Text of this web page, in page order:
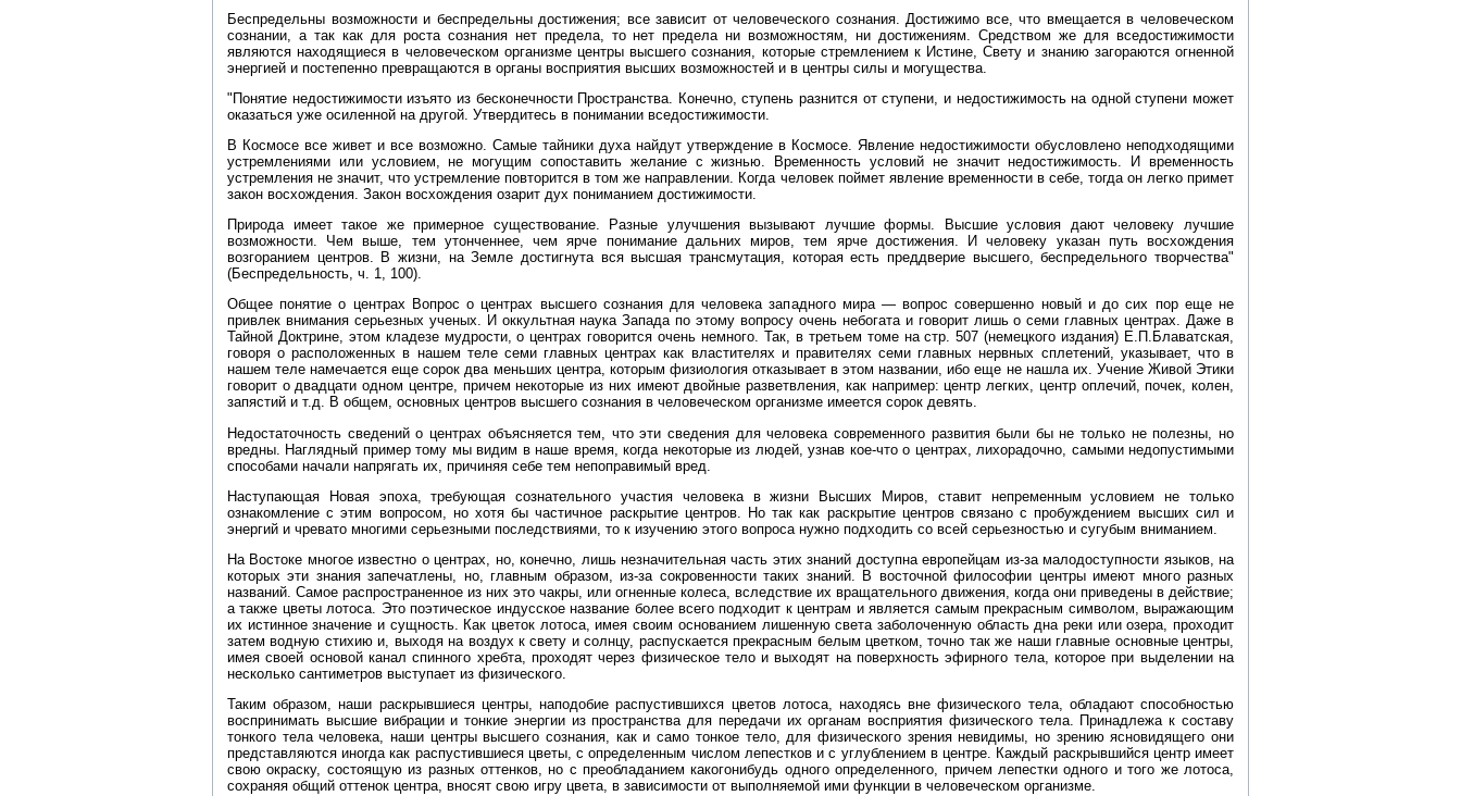
Беспредельны возможности и беспредельны достижения; все зависит от человеческого сознания. Достижимо все, что вмещается в человеческом
сознании, а так как для роста сознания нет предела, то нет предела ни возможностям, ни достижениям. Средством же для вседостижимости
являются находящиеся в человеческом организме центры высшего сознания, которые стремлением к Истине, Свету и знанию загораются огненной
энергией и постепенно превращаются в органы восприятия высших возможностей и в центры силы и могущества.
"Понятие недостижимости изъято из бесконечности Пространства. Конечно, ступень разнится от ступени, и недостижимость на одной ступени может
оказаться уже осиленной на другой. Утвердитесь в понимании вседостижимости.
В Космосе все живет и все возможно. Самые тайники духа найдут утверждение в Космосе. Явление недостижимости обусловлено неподходящими
устремлениями или условием, не могущим сопоставить желание с жизнью. Временность условий не значит недостижимость. И временность
устремления не значит, что устремление повторится в том же направлении. Когда человек поймет явление временности в себе, тогда он легко примет
закон восхождения. Закон восхождения озарит дух пониманием достижимости.
Природа имеет такое же примерное существование. Разные улучшения вызывают лучшие формы. Высшие условия дают человеку лучшие
возможности. Чем выше, тем утонченнее, чем ярче понимание дальних миров, тем ярче достижения. И человеку указан путь восхождения
возгоранием центров. В жизни, на Земле достигнута вся высшая трансмутация, которая есть преддверие высшего, беспредельного творчества"
(Беспредельность, ч. 1, 100).
Общее понятие о центрах Вопрос о центрах высшего сознания для человека западного мира — вопрос совершенно новый и до сих пор еще не
привлек внимания серьезных ученых. И оккультная наука Запада по этому вопросу очень небогата и говорит лишь о семи главных центрах. Даже в
Тайной Доктрине, этом кладезе мудрости, о центрах говорится очень немного. Так, в третьем томе на стр. 507 (немецкого издания) Е.П.Блаватская,
говоря о расположенных в нашем теле семи главных центрах как властителях и правителях семи главных нервных сплетений, указывает, что в
нашем теле намечается еще сорок два меньших центра, которым физиология отказывает в этом названии, ибо еще не нашла их. Учение Живой Этики
говорит о двадцати одном центре, причем некоторые из них имеют двойные разветвления, как например: центр легких, центр оплечий, почек, колен,
запястий и т.д. В общем, основных центров высшего сознания в человеческом организме имеется сорок девять.
Недостаточность сведений о центрах объясняется тем, что эти сведения для человека современного развития были бы не только не полезны, но
вредны. Наглядный пример тому мы видим в наше время, когда некоторые из людей, узнав кое‑что о центрах, лихорадочно, самыми недопустимыми
способами начали напрягать их, причиняя себе тем непоправимый вред.
Наступающая Новая эпоха, требующая сознательного участия человека в жизни Высших Миров, ставит непременным условием не только
ознакомление с этим вопросом, но хотя бы частичное раскрытие центров. Но так как раскрытие центров связано с пробуждением высших сил и
энергий и чревато многими серьезными последствиями, то к изучению этого вопроса нужно подходить со всей серьезностью и сугубым вниманием.
На Востоке многое известно о центрах, но, конечно, лишь незначительная часть этих знаний доступна европейцам из‑за малодоступности языков, на
которых эти знания запечатлены, но, главным образом, из‑за сокровенности таких знаний. В восточной философии центры имеют много разных
названий. Самое распространенное из них это чакры, или огненные колеса, вследствие их вращательного движения, когда они приведены в действие;
а также цветы лотоса. Это поэтическое индусское название более всего подходит к центрам и является самым прекрасным символом, выражающим
их истинное значение и сущность. Как цветок лотоса, имея своим основанием лишенную света заболоченную область дна реки или озера, проходит
затем водную стихию и, выходя на воздух к свету и солнцу, распускается прекрасным белым цветком, точно так же наши главные основные центры,
имея своей основой канал спинного хребта, проходят через физическое тело и выходят на поверхность эфирного тела, которое при выделении на
несколько сантиметров выступает из физического.
Таким образом, наши раскрывшиеся центры, наподобие распустившихся цветов лотоса, находясь вне физического тела, обладают способностью
воспринимать высшие вибрации и тонкие энергии из пространства для передачи их органам восприятия физического тела. Принадлежа к составу
тонкого тела человека, наши центры высшего сознания, как и само тонкое тело, для физического зрения невидимы, но зрению ясновидящего они
представляются иногда как распустившиеся цветы, с определенным числом лепестков и с углублением в центре. Каждый раскрывшийся центр имеет
свою окраску, состоящую из разных оттенков, но с преобладанием какогонибудь одного определенного, причем лепестки одного и того же лотоса,
сохраняя общий оттенок центра, вносят свою игру цвета, в зависимости от выполняемой ими функции в человеческом организме.